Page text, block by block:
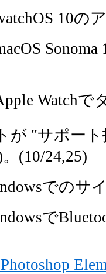
10の
Watchで
が "サポー
(10/24,​25)
でのサ
で